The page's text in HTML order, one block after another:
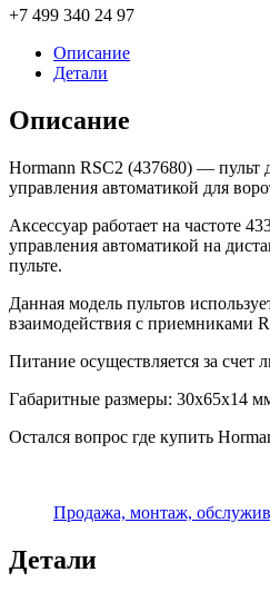
+7 499 340 24 97
Описание
Детали
Описание
Hormann RSC2 (437680) — пульт
управления автоматикой для
Аксессуар работает на частоте
управления автоматикой на
пульте.
Данная модель пультов
взаимодействия с приемниками
Питание осуществляется за счет
Габаритные размеры: 30х65х14
Остался вопрос где купить
Продажа, монтаж,
Детали